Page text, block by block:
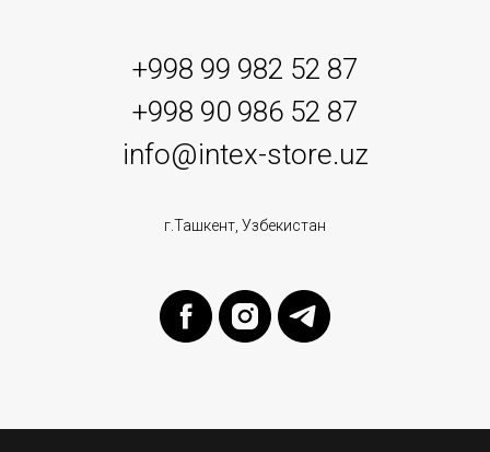
+998 99 982 52 87
+998 90 986 52 87
info@intex-store.uz
г.Ташкент, Узбекистан